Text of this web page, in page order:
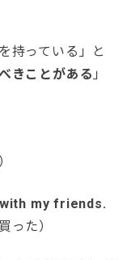
持っている」と
きことがある 」
my friends.
った）